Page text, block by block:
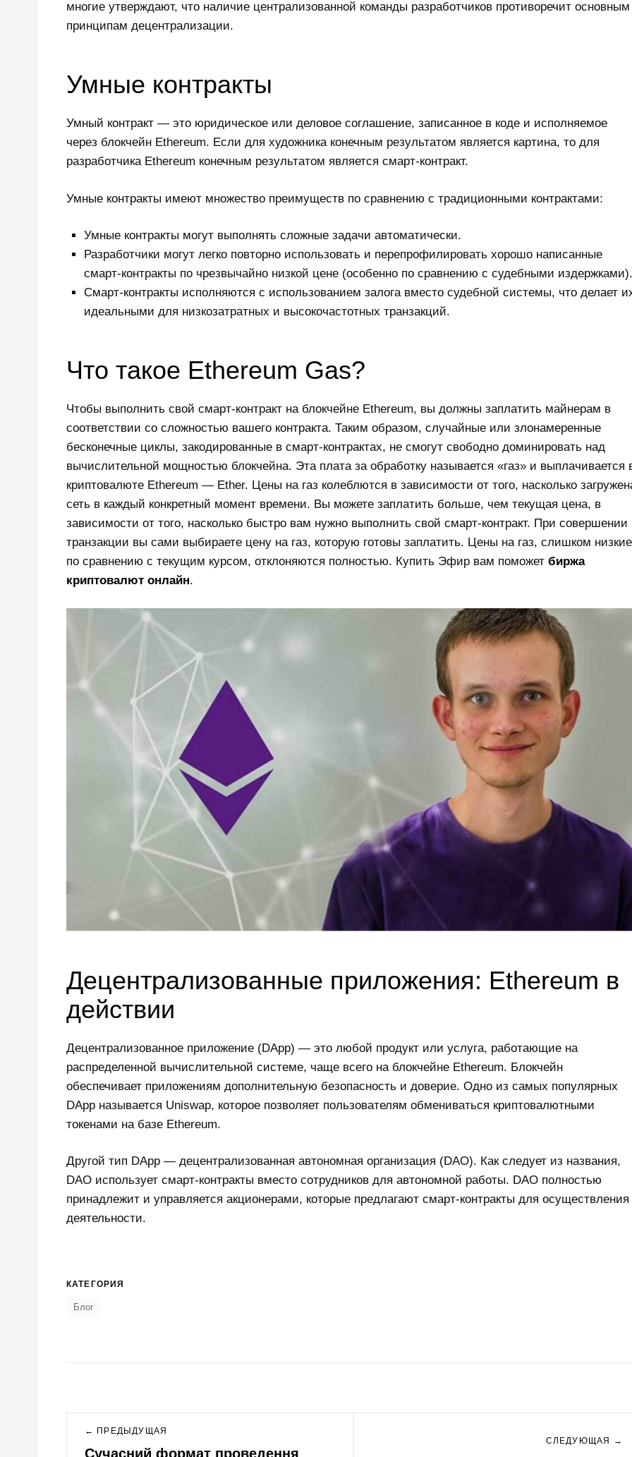
многие утверждают, что наличие централизованной команды разработчиков противоречит основным
принципам децентрализации.
Умные контракты
Умный контракт — это юридическое или деловое соглашение, записанное в коде и исполняемое
через блокчейн Ethereum. Если для художника конечным результатом является картина, то для
разработчика Ethereum конечным результатом является смарт-контракт.
Умные контракты имеют множество преимуществ по сравнению с традиционными контрактами:
Умные контракты могут выполнять сложные задачи автоматически.
Разработчики могут легко повторно использовать и перепрофилировать хорошо написанные
смарт-контракты по чрезвычайно низкой цене (особенно по сравнению с судебными издержками).
Смарт-контракты исполняются с использованием залога вместо судебной системы, что делает
идеальными для низкозатратных и высокочастотных транзакций.
Что такое Ethereum Gas?
Чтобы выполнить свой смарт-контракт на блокчейне Ethereum, вы должны заплатить майнерам в
соответствии со сложностью вашего контракта. Таким образом, случайные или злонамеренные
бесконечные циклы, закодированные в смарт-контрактах, не смогут свободно доминировать над
вычислительной мощностью блокчейна. Эта плата за обработку называется «газ» и выплачивается
криптовалюте Ethereum — Ether. Цены на газ колеблются в зависимости от того, насколько
сеть в каждый конкретный момент времени. Вы можете заплатить больше, чем текущая цена, в
зависимости от того, насколько быстро вам нужно выполнить свой смарт-контракт. При совершении
транзакции вы сами выбираете цену на газ, которую готовы заплатить. Цены на газ, слишком низкие
по сравнению с текущим курсом, отклоняются полностью. Купить Эфир вам поможет биржа
криптовалют онлайн.
Децентрализованные приложения: Ethereum в
действии
Децентрализованное приложение (DApp) — это любой продукт или услуга, работающие на
распределенной вычислительной системе, чаще всего на блокчейне Ethereum. Блокчейн
обеспечивает приложениям дополнительную безопасность и доверие. Одно из самых популярных
DApp называется Uniswap, которое позволяет пользователям обмениваться криптовалютными
токенами на базе Ethereum.
Другой тип DApp — децентрализованная автономная организация (DAO). Как следует из названия,
DAO использует смарт-контракты вместо сотрудников для автономной работы. DAO полностью
принадлежит и управляется акционерами, которые предлагают смарт-контракты для осуществления
деятельности.
КАТЕГОРИЯ
Блог
Навигация
← ПРЕДЫДУЩАЯ
Previous
Сучасний формат проведення
СЛЕДУЮЩАЯ →